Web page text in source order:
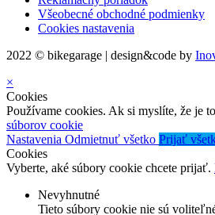
Všeobecné obchodné podmienky
Cookies nastavenia
2022 © bikegarage | design&code by
×
Cookies
Používame cookies. Ak si myslíte, že je
súborov cookie
Nastavenia Odmietnuť všetko Prijať
Cookies
Vyberte, aké súbory cookie chcete prijať.
Nevyhnutné
Tieto súbory cookie nie sú